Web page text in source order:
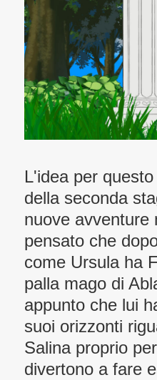
L'idea per
della seconda
nuove avventure
pensato che
come Ursula ha
palla mago di
appunto che lui
suoi orizzonti
Salina proprio
divertono a fare